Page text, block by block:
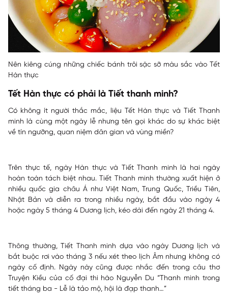
Nên kiêng cúng những chiếc bánh trôi sặc sỡ màu sắc vào Tết
Hàn thực
Tết Hàn thực có phải là Tiết thanh minh?
Có không ít người thắc mắc, liệu Tết Hàn thực và Tiết Thanh
minh là cùng một ngày lễ nhưng tên gọi khác do sự khác biệt
về tín ngưỡng, quan niệm dân gian và vùng miền?
Trên thực tế, ngày Hàn thực và Tiết Thanh minh là hai ngày
hoàn toàn tách biệt nhau. Tiết Thanh minh thường xuất hiện ở
nhiều quốc gia châu Á như Việt Nam, Trung Quốc, Triều Tiên,
Nhật Bản và diễn ra trong nhiều ngày, bắt đầu vào ngày 4
hoặc ngày 5 tháng 4 Dương lịch, kéo dài đến ngày 21 tháng 4.
Thông thường, Tiết Thanh minh dựa vào ngày Dương lịch và
bắt buộc rơi vào tháng 3 nếu xét theo lịch Âm nhưng không có
ngày cố định. Ngày này cũng được nhắc đến trong câu thơ
Truyện Kiều của cố đại thi hào Nguyễn Du “ Thanh minh trong
tiết tháng ba - Lễ là tảo mộ, hội là đạp thanh…”